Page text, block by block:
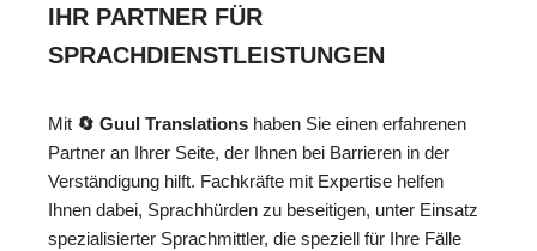
IHR PARTNER FÜR
SPRACHDIENSTLEISTUNGEN
Mit 🔄 Guul Translations haben Sie einen erfahrenen
Partner an Ihrer Seite, der Ihnen bei Barrieren in der
Verständigung hilft. Fachkräfte mit Expertise helfen
Ihnen dabei, Sprachhürden zu beseitigen, unter Einsatz
spezialisierter Sprachmittler, die speziell für Ihre Fälle